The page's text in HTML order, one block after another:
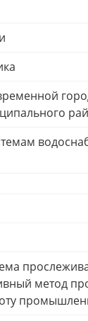
метод